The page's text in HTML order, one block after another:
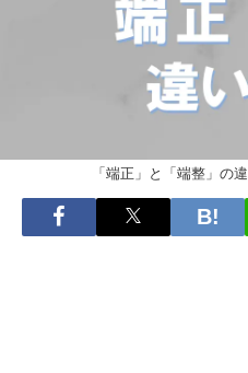
「端正」と「端整」の